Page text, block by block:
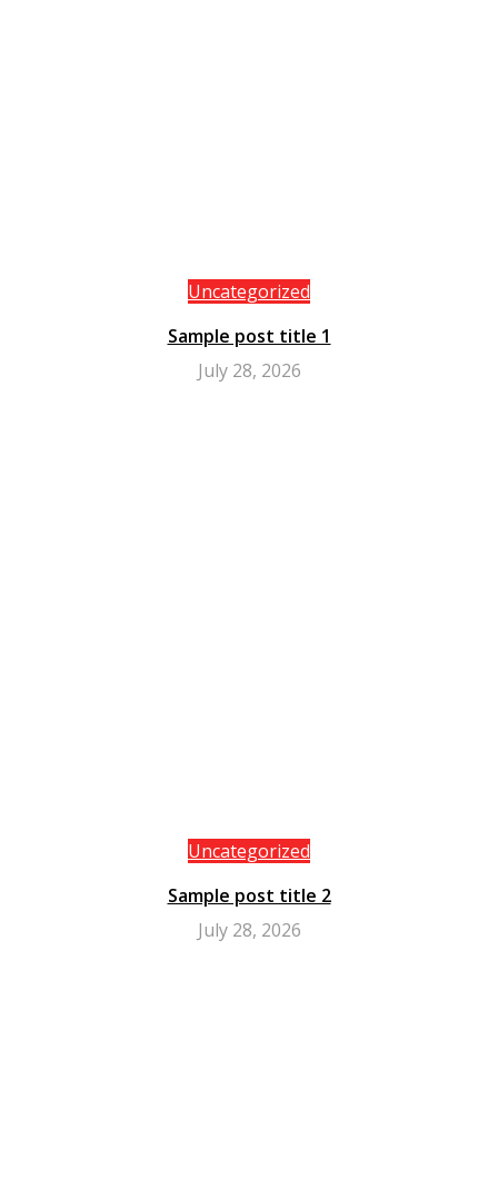
Uncategorized
Sample post title 1
July 28, 2026
Uncategorized
Sample post title 2
July 28, 2026